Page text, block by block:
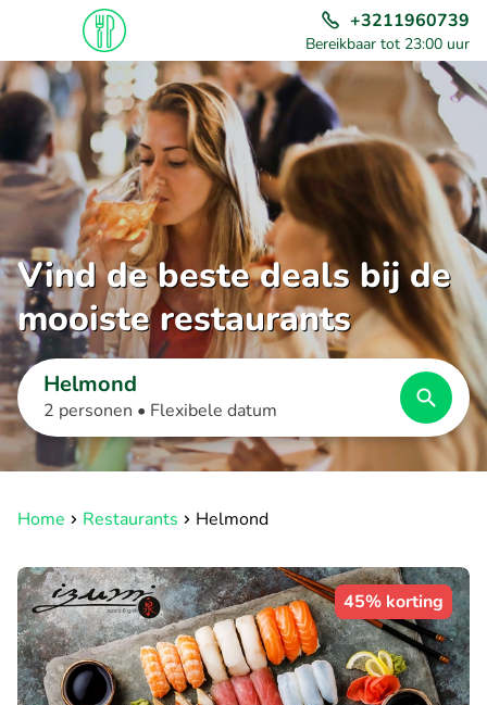
+3211960739
Bereikbaar tot 23:00 uur
Vind de beste deals bij de
mooiste restaurants
Helmond
2 personen • Flexibele datum
Home Restaurants Helmond
45% korting